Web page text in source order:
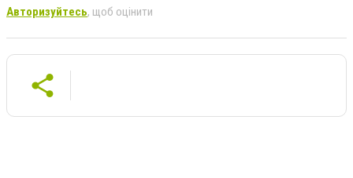
Авторизуйтесь, щоб оцінити